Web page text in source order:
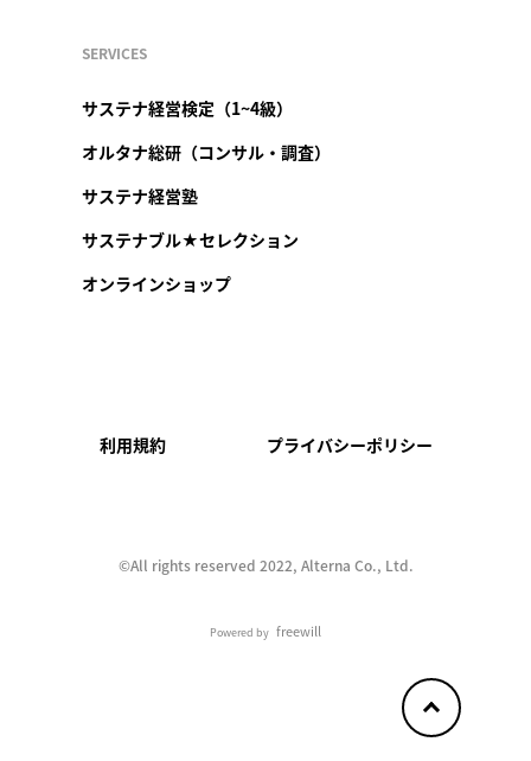
SERVICES
サステナ経営検定（1~4級）
オルタナ総研（コンサル・調査）
サステナ経営塾
サステナブル★セレクション
オンラインショップ
利用規約 プライバシーポリシー
©︎All rights reserved 2022, Alterna Co., Ltd.
Powered by freewill